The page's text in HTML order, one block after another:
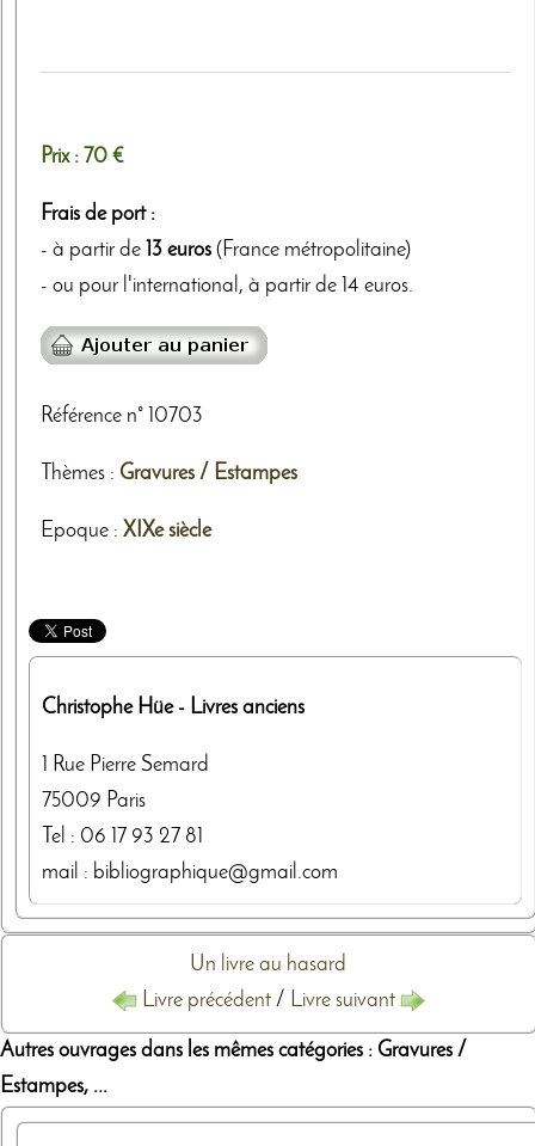
Prix : 70 €
Frais de port :
- à partir de 13 euros (France métropolitaine)
- ou pour l'international, à partir de 14 euros.
Référence n° 10703
Thèmes : Gravures / Estampes
Epoque : XIXe siècle
Christophe Hüe- Livres anciens
1 Rue Pierre Semard
75009 Paris
Tel : 06 17 93 27 81
mail : bibliographique@gmail.com
Un livre au hasard
Livre précédent / Livre suivant
Autres ouvrages dans les mêmes catégories : Gravures /
Estampes, ...